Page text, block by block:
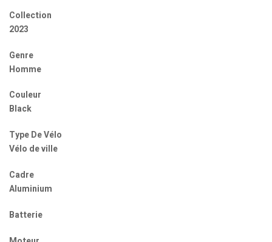
Collection
2023
Genre
Homme
Couleur
Black
Type De Vélo
Vélo de ville
Cadre
Aluminium
Batterie